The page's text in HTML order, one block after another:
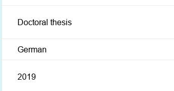
Doctoral thesis
German
2019